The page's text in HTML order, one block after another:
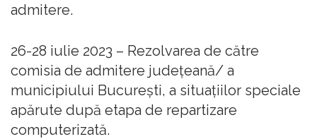
admitere.
26-28 iulie 2023 – Rezolvarea de către
comisia de admitere județeană/ a
municipiului București, a situațiilor speciale
apărute după etapa de repartizare
computerizată.